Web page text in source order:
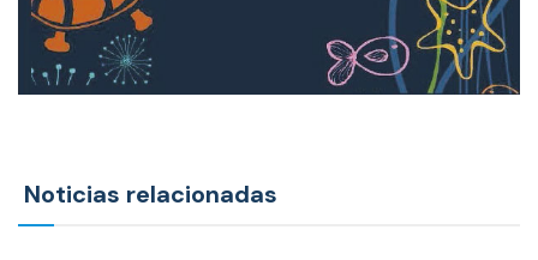
Noticias relacionadas